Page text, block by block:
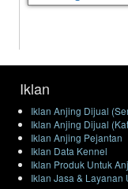
Iklan
Iklan Anjing Dijual
Iklan Anjing Dijual
Iklan Anjing Pejantan
Iklan Data Kennel
Iklan Produk Untuk
Iklan Jasa & Layanan